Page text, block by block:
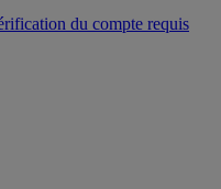
du compte requis